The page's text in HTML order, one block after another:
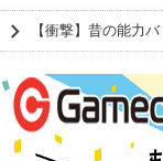
【衝撃】昔の能力